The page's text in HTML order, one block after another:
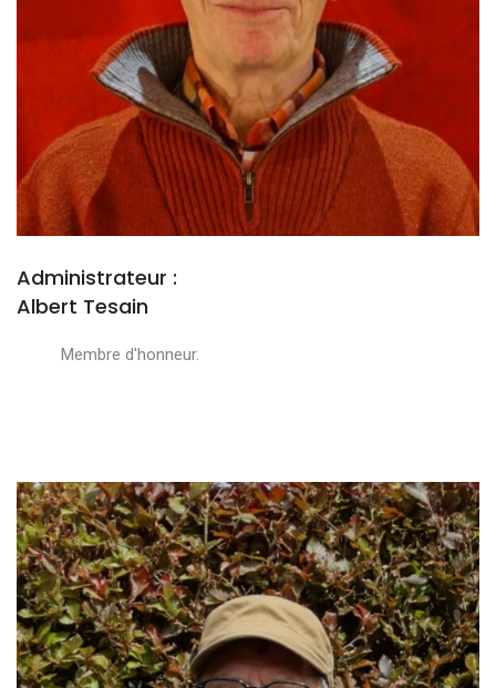
Administrateur :
Albert Tesain
Membre d'honneur.